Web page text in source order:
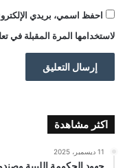
احفظ اسمي، بريدي
لاستخدامها المرة المقبلة في
اكثر مشاهدة
11 ديسمبر، 2025
جهود الحكومة الليبية